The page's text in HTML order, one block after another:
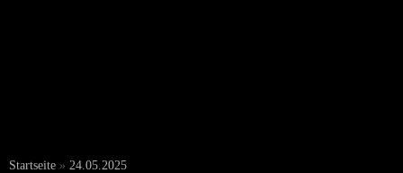
Startseite » 24.05.2025